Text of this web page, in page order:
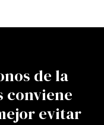
de la
conviene
evitar